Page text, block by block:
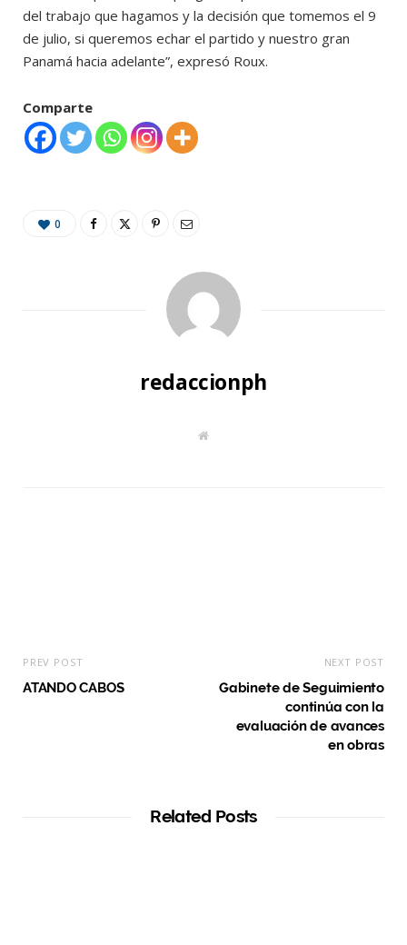
del trabajo que hagamos y la decisión que tomemos el 9
de julio, si queremos echar el partido y nuestro gran
Panamá hacia adelante”, expresó Roux.
Comparte
0
redaccionph
W
PREV POST
ATANDO CABOS
NEXT POST
Gabinete de Seguimiento
continúa con la
evaluación de avances
en obras
Related Posts